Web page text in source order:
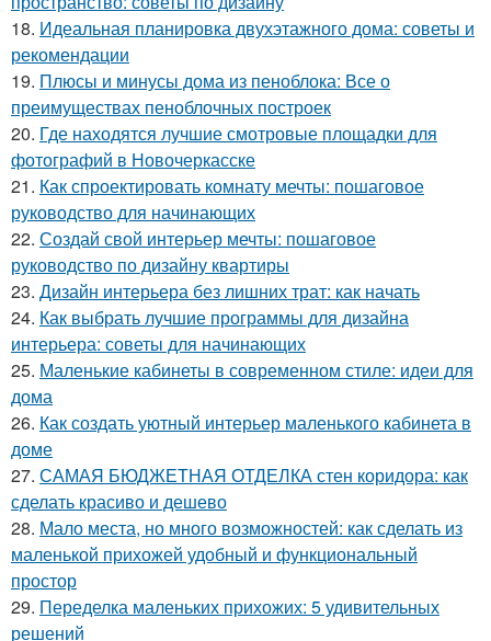
18. Идеальная планировка двухэтажного дома: советы и
рекомендации
19. Плюсы и минусы дома из пеноблока: Все о
преимуществах пеноблочных построек
20. Где находятся лучшие смотровые площадки для
фотографий в Новочеркасске
21. Как спроектировать комнату мечты: пошаговое
руководство для начинающих
22. Создай свой интерьер мечты: пошаговое
руководство по дизайну квартиры
23. Дизайн интерьера без лишних трат: как начать
24. Как выбрать лучшие программы для дизайна
интерьера: советы для начинающих
25. Маленькие кабинеты в современном стиле: идеи для
дома
26. Как создать уютный интерьер маленького кабинета в
доме
27. САМАЯ БЮДЖЕТНАЯ ОТДЕЛКА стен коридора: как
сделать красиво и дешево
28. Мало места, но много возможностей: как сделать из
маленькой прихожей удобный и функциональный
простор
29. Переделка маленьких прихожих: 5 удивительных
решений